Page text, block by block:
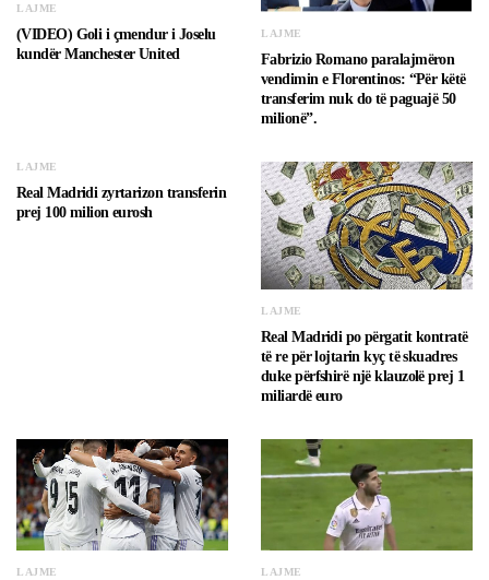
LAJME
(VIDEO) Goli i çmendur i Joselu
kundër Manchester United
LAJME
Fabrizio Romano paralajmëron
vendimin e Florentinos: “Për këtë
transferim nuk do të paguajë 50
milionë”.
LAJME
Real Madridi zyrtarizon transferin
prej 100 milion eurosh
LAJME
Real Madridi po përgatit kontratë
të re për lojtarin kyç të skuadres
duke përfshirë një klauzolë prej 1
miliardë euro
LAJME LAJME